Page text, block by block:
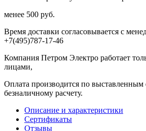
менее 500 руб.
Время доставки согласовывается с
+7(495)787-17-46
Компания Петром Электро работает
лицами,
Оплата производится по выставленным
безналичному расчету.
Описание и характеристики
Сертификаты
Отзывы